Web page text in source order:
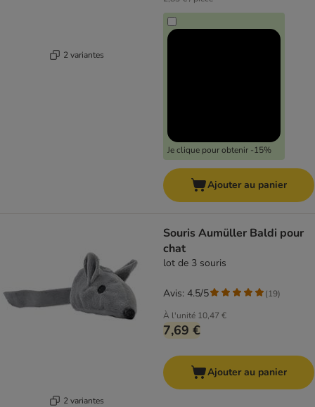
2 variantes
Je clique pour obtenir -15%
Ajouter au panier
2 variantes
Souris Aumüller Baldi pour
chat
lot de 3 souris
À l'unité 10,47 €
7,69 €
Avis: 4.5/5 (19)
Ajouter au panier